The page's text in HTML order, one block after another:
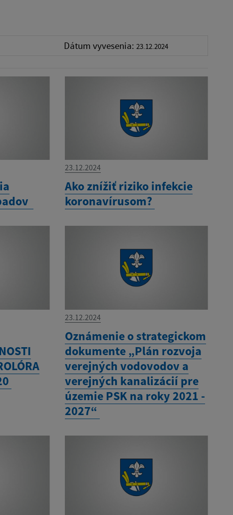
Dátum vyvesenia: 23.12.2024
23.12.2024
Ako znížiť riziko infekcie
koronavírusom?
23.12.2024
Oznámenie o strategickom
dokumente „Plán rozvoja
verejných vodovodov a
verejných kanalizácií pre
územie PSK na roky 2021 -
2027“